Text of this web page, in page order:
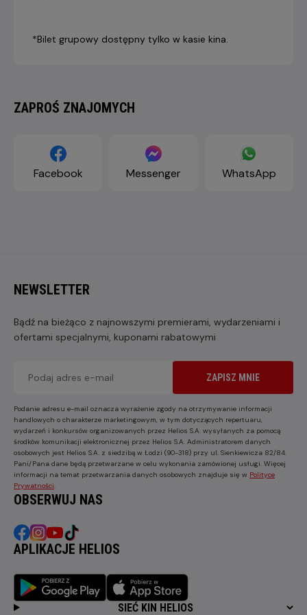
*Bilet grupowy dostępny tylko w kasie kina.
ZAPROŚ ZNAJOMYCH
Facebook Messenger WhatsApp
NEWSLETTER
Bądź na bieżąco z najnowszymi premierami, wydarzeniami i
ofertami specjalnymi, kuponami rabatowymi
ZAPISZ MNIE
Podanie adresu e-mail oznacza wyrażenie zgody na otrzymywanie informacji
handlowych o charakterze marketingowym, w tym dotyczących repertuaru,
wydarzeń i konkursów organizowanych przez Helios S.A. wysyłanych za pomocą
środków komunikacji elektronicznej przez Helios S.A. Administratorem danych
osobowych jest Helios S.A. z siedzibą w Łodzi (90-318) przy ul. Sienkiewicza 82/84.
Pani/Pana dane będą przetwarzane w celu wykonania zamówionej usługi. Więcej
informacji na temat przetwarzania danych osobowych znajduje się w Polityce
Prywatności
OBSERWUJ NAS
APLIKACJE HELIOS
SIEĆ KIN HELIOS